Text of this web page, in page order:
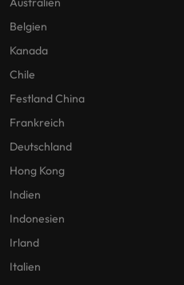
Belgien
Kanada
Chile
Festland China
Frankreich
Deutschland
Hong Kong
Indien
Indonesien
Irland
Italien